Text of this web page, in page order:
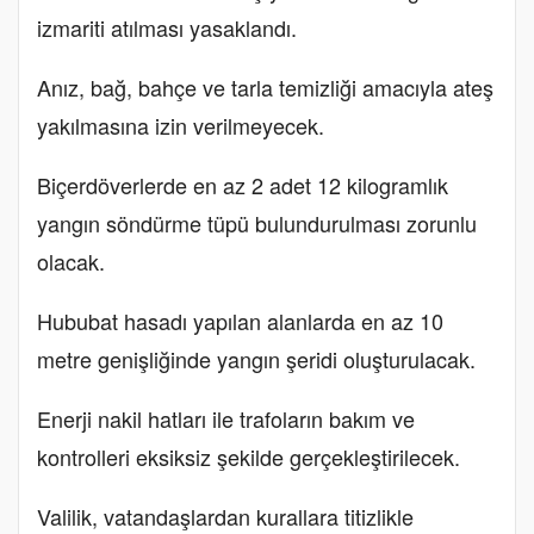
izmariti atılması yasaklandı.
Anız, bağ, bahçe ve tarla temizliği amacıyla ateş
yakılmasına izin verilmeyecek.
Biçerdöverlerde en az 2 adet 12 kilogramlık
yangın söndürme tüpü bulundurulması zorunlu
olacak.
Hububat hasadı yapılan alanlarda en az 10
metre genişliğinde yangın şeridi oluşturulacak.
Enerji nakil hatları ile trafoların bakım ve
kontrolleri eksiksiz şekilde gerçekleştirilecek.
Valilik, vatandaşlardan kurallara titizlikle